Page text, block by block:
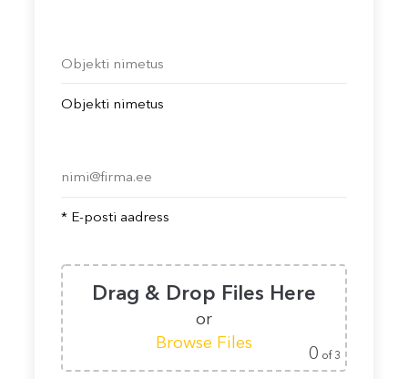
Objekti nimetus
* E-posti aadress
Drag & Drop Files Here
or
Browse Files
0 of 3